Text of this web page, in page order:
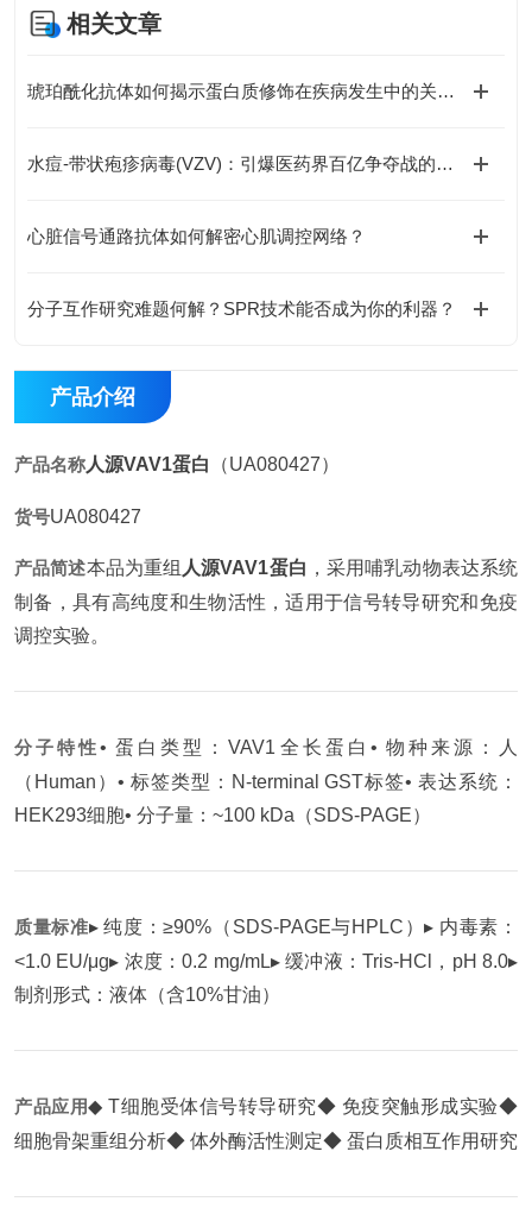
相关文章
琥珀酰化抗体如何揭示蛋白质修饰在疾病发生中的关键作用？
水痘-带状疱疹病毒(VZV)：引爆医药界百亿争夺战的黑马
心脏信号通路抗体如何解密心肌调控网络？
分子互作研究难题何解？SPR技术能否成为你的利器？
产品介绍
产品名称人源VAV1蛋白 （UA080427）
货号UA080427
产品简述本品为重组 人源VAV1蛋白 ，采用哺乳动物表达系统
制备，具有高纯度和生物活性，适用于信号转导研究和免疫
调控实验。
分子特性• 蛋白类型：VAV1全长蛋白 • 物种来源：人
（Human） • 标签类型：N-terminal GST标签• 表达系统：
HEK293细胞• 分子量：~100 kDa（SDS-PAGE）
质量标准▸ 纯度：≥90%（SDS-PAGE与HPLC）▸ 内毒素：
<1.0 EU/μg▸ 浓度：0.2 mg/mL▸ 缓冲液：Tris-HCl，pH 8.0▸
制剂形式：液体（含10%甘油）
产品应用◆ T细胞受体信号转导研究◆ 免疫突触形成实验◆
细胞骨架重组分析◆ 体外酶活性测定◆ 蛋白质相互作用研究